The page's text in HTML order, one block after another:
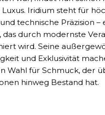
Iridium steht für
technische Präzision –
das durch modernste
wird. Seine
und Exklusivität
Wahl für Schmuck, der
hinweg Bestand hat.